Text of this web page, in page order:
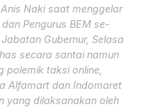
Naki saat menggelar
Pengurus BEM se-
Gubernur, Selasa
secara santai namun
polemik taksi online,
Alfamart dan Indomaret
yang dilaksanakan oleh